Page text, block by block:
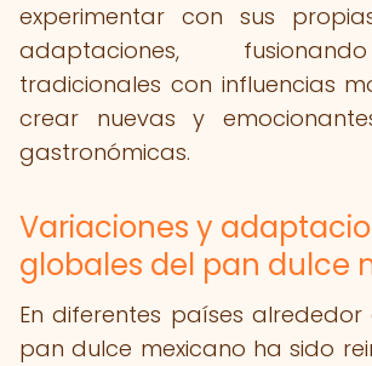
experimentar con sus
adaptaciones,
tradicionales con influencias
crear nuevas y
gastronómicas.
Variaciones y
globales del pan dulce
En diferentes países
pan dulce mexicano ha sido